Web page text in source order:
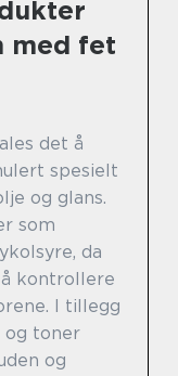
med fet
det å
spesielt
og glans.
som
da
kontrollere
I tillegg
og toner
og